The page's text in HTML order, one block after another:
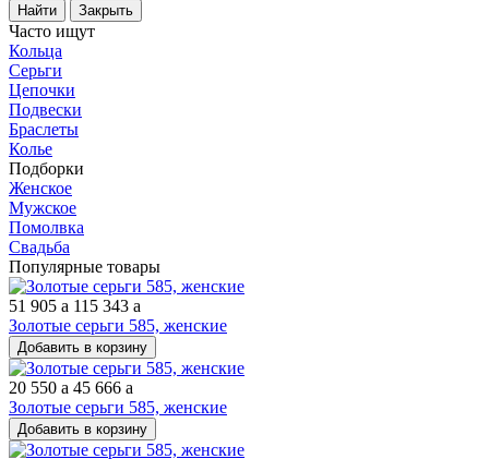
Найти Закрыть
Часто ищут
Кольца
Серьги
Цепочки
Подвески
Браслеты
Колье
Подборки
Женское
Мужское
Помолвка
Свадьба
Популярные товары
51 905 a 115 343 a
Золотые серьги 585, женские
Добавить в корзину
20 550 a 45 666 a
Золотые серьги 585, женские
Добавить в корзину